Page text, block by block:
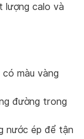
lượng calo và
màu vàng
đường trong
nước ép để tận